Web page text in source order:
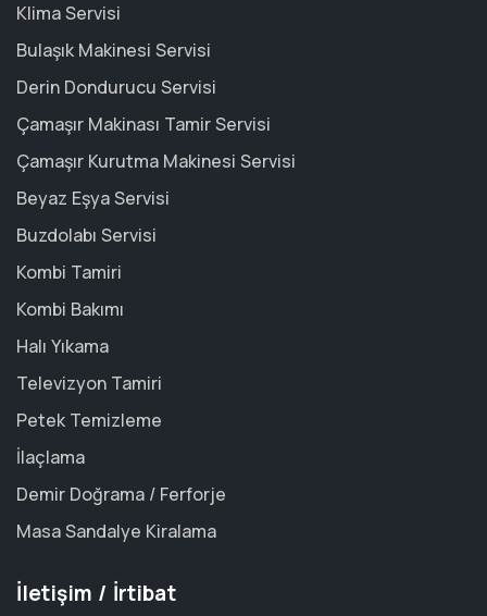
Klima Servisi
Bulaşık Makinesi Servisi
Derin Dondurucu Servisi
Çamaşır Makinası Tamir Servisi
Çamaşır Kurutma Makinesi Servisi
Beyaz Eşya Servisi
Buzdolabı Servisi
Kombi Tamiri
Kombi Bakımı
Halı Yıkama
Televizyon Tamiri
Petek Temizleme
İlaçlama
Demir Doğrama / Ferforje
Masa Sandalye Kiralama
İletişim / İrtibat